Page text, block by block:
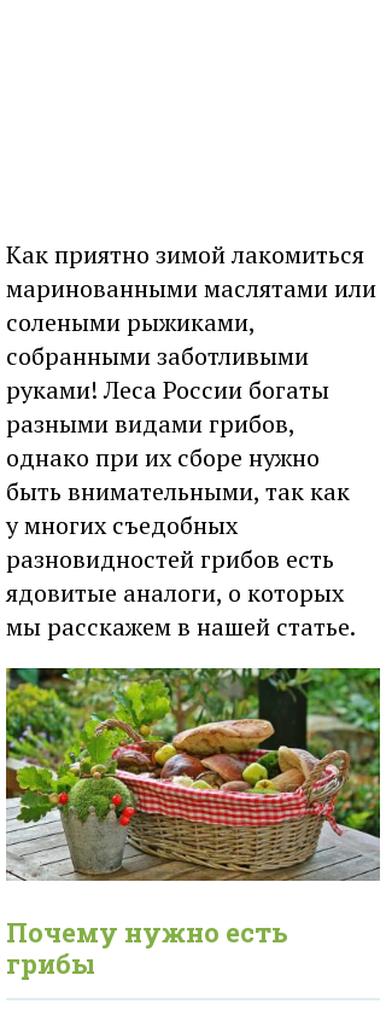
Как приятно зимой лакомиться
маринованными маслятами или
солеными рыжиками,
собранными заботливыми
руками! Леса России богаты
разными видами грибов,
однако при их сборе нужно
быть внимательными, так как
у многих съедобных
разновидностей грибов есть
ядовитые аналоги, о которых
мы расскажем в нашей статье.
Почему нужно есть
грибы